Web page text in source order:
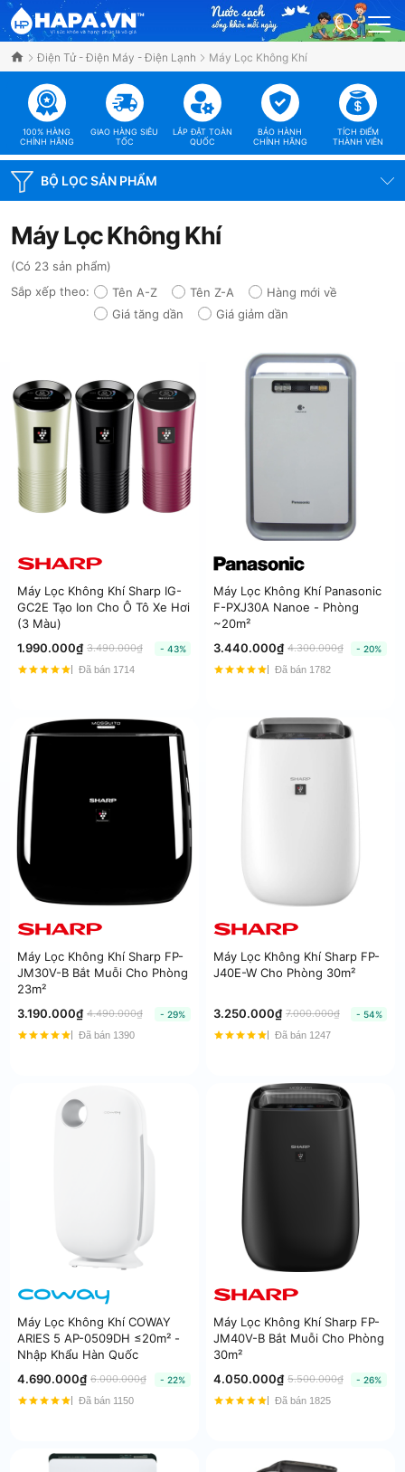
Điện Tử - Điện Máy - Điện Lạnh Máy Lọc Không Khí
100% HÀNG
CHÍNH HÃNG
GIAO HÀNG SIÊU
TỐC
LẮP ĐẶT TOÀN
QUỐC
BẢO HÀNH
CHÍNH HÃNG
TÍCH ĐIỂM
THÀNH VIÊN
BỘ LỌC SẢN PHẨM
Máy Lọc Không Khí
(Có 23 sản phẩm)
Sắp xếp theo:
Tên A-Z Tên Z-A
Hàng mới về
Giá tăng dần
Giá giảm dần
Máy Lọc Không Khí Sharp IG-
GC2E Tạo Ion Cho Ô Tô Xe Hơi
(3 Màu)
1.990.000₫ 3.490.000₫
- 43%
Đã bán 1714
Máy Lọc Không Khí Panasonic
F-PXJ30A Nanoe - Phòng
~20m²
3.440.000₫ 4.300.000₫
- 20%
Đã bán 1782
Máy Lọc Không Khí Sharp FP-
JM30V-B Bắt Muỗi Cho Phòng
23m²
3.190.000₫ 4.490.000₫
- 29%
Đã bán 1390
Máy Lọc Không Khí Sharp FP-
J40E-W Cho Phòng 30m²
3.250.000₫ 7.000.000₫
- 54%
Đã bán 1247
Máy Lọc Không Khí COWAY
ARIES 5 AP-0509DH ≤20m² -
Nhập Khẩu Hàn Quốc
4.690.000₫ 6.000.000₫
- 22%
Đã bán 1150
Máy Lọc Không Khí Sharp FP-
JM40V-B Bắt Muỗi Cho Phòng
30m²
4.050.000₫ 5.500.000₫
- 26%
Đã bán 1825